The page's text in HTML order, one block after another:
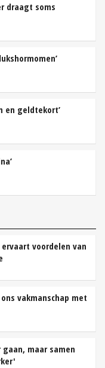
draagt soms
en geldtekort’
voordelen van
vakmanschap met
maar samen